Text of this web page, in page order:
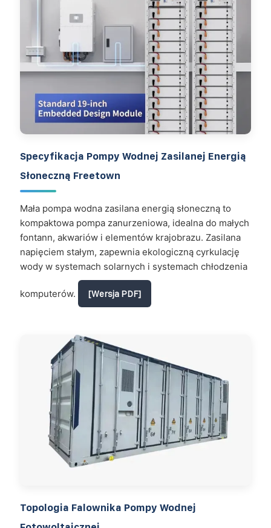
Specyfikacja Pompy Wodnej Zasilanej Energią
Słoneczną Freetown
Mała pompa wodna zasilana energią słoneczną to
kompaktowa pompa zanurzeniowa, idealna do małych
fontann, akwariów i elementów krajobrazu. Zasilana
napięciem stałym, zapewnia ekologiczną cyrkulację
wody w systemach solarnych i systemach chłodzenia
komputerów. [Wersja PDF]
Topologia Falownika Pompy Wodnej